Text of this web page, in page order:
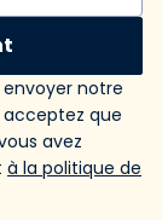
notre
que
avez
à la politique de